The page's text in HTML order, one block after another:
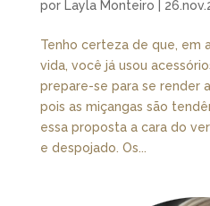
por Layla Monteiro
Tenho certeza de que, em
vida, você já usou
prepare-se para se render
pois as miçangas são
essa proposta a cara do
e despojado. Os...